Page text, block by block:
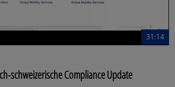
31:14
schweizerische Compliance Update